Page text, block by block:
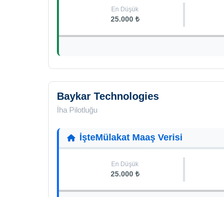
En Düşük
25.000 ₺
Baykar Technologies
İha Pilotluğu
İşteMülakat Maaş Verisi
En Düşük
25.000 ₺